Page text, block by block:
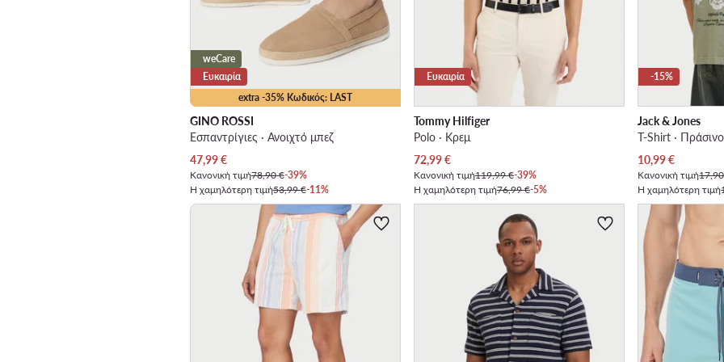
extra -35% Κωδικός: LAST
weCare
Ευκαιρία
GINO ROSSI
Εσπαντρίγιες · Ανοιχτό μπεζ
Τρέχουσα τιμή
47,99€
Κανονική τιμή78,90 €-39%
Η χαμηλότερη τιμή53,99 €-11%
Ευκαιρία
Tommy Hilfiger
Polo · Κρεμ
Τρέχουσα τιμή
72,99€
Κανονική τιμή119,99 €-39%
Η χαμηλότερη τιμή76,99 €-5%
-15%
Jack & Jones
T-Shirt · Πράσινο
Τρέχουσα τιμή
10,99€
Κανονική τιμή
Η χαμηλότερη τιμή